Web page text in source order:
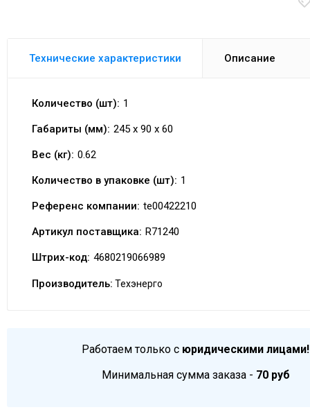
Технические характеристики Описание
Количество (шт): 1
Габариты (мм): 245 x 90 x 60
Вес (кг): 0.62
Количество в упаковке (шт): 1
Референс компании: te00422210
Артикул поставщика: R71240
Штрих-код: 4680219066989
Производитель: Техэнерго
Работаем только с юридическими лицами!
Минимальная сумма заказа - 70 руб